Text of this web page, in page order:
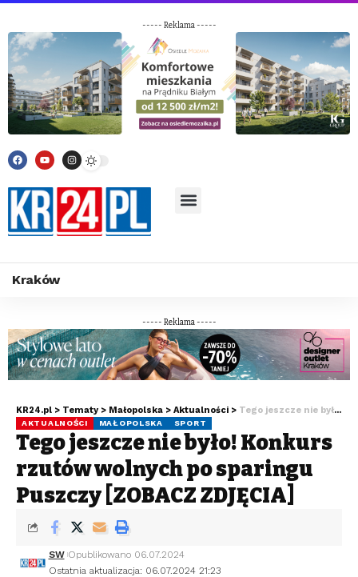
----- Reklama -----
Kraków
----- Reklama -----
KR24.pl > Tematy > Małopolska > Aktualności > Tego jeszcze nie było! Konkurs rzutów wolnych po sparingu Puszczy [ZOBACZ ZDJĘCIA]
AKTUALNOŚCI MAŁOPOLSKA SPORT
Tego jeszcze nie było! Konkurs
rzutów wolnych po sparingu
Puszczy [ZOBACZ ZDJĘCIA]
Ostatnia aktualizacja: 06.07.2024 21:23
SW Opublikowano 06.07.2024